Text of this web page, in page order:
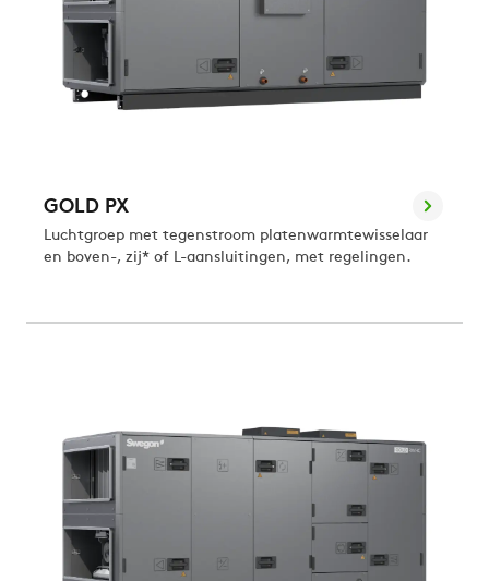
GOLD PX
Luchtgroep met tegenstroom platenwarmtewisselaar
en boven-, zij* of L-aansluitingen, met regelingen.